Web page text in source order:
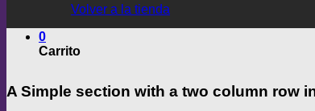
Volver a la tienda
0
Carrito
A Simple section with a two column row